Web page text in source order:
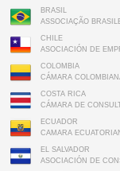
BRASIL
ASSOCIAÇÃO
CHILE
ASOCIACIÓN DE
COLOMBIA
CÁMARA
COSTA RICA
CÁMARA DE
ECUADOR
CAMARA
EL SALVADOR
ASOCIACIÓN DE